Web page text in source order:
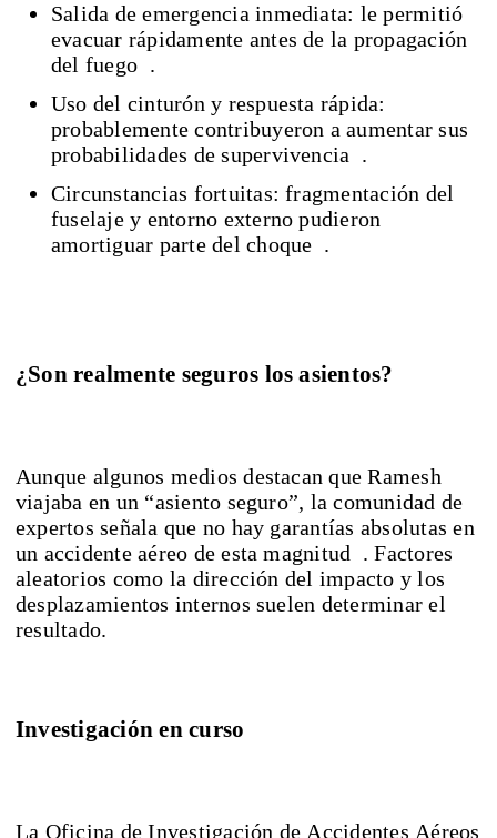
Salida de emergencia inmediata: le permitió
evacuar rápidamente antes de la propagación
del fuego .
Uso del cinturón y respuesta rápida:
probablemente contribuyeron a aumentar sus
probabilidades de supervivencia .
Circunstancias fortuitas: fragmentación del
fuselaje y entorno externo pudieron
amortiguar parte del choque .
¿Son realmente seguros los asientos?
Aunque algunos medios destacan que Ramesh
viajaba en un “asiento seguro”, la comunidad de
expertos señala que no hay garantías absolutas en
un accidente aéreo de esta magnitud . Factores
aleatorios como la dirección del impacto y los
desplazamientos internos suelen determinar el
resultado.
Investigación en curso
La Oficina de Investigación de Accidentes Aéreos